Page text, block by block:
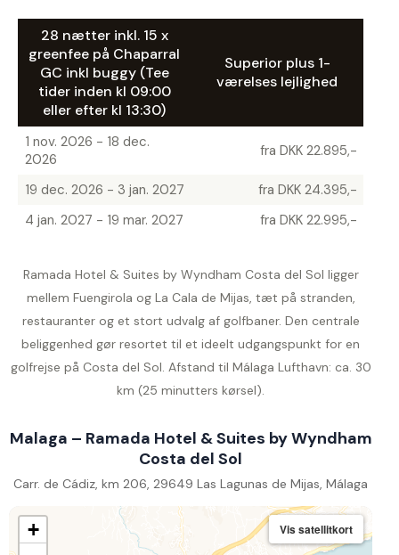
28 nætter inkl. 15 x
greenfee på Chaparral
GC inkl buggy (Tee
tider inden kl 09:00
eller efter kl 13:30)
Superior plus 1-
værelses lejlighed
1 nov. 2026 - 18 dec.
2026
fra DKK 22.895,-
19 dec. 2026 - 3 jan. 2027
fra DKK 24.395,-
4 jan. 2027 - 19 mar. 2027
fra DKK 22.995,-
Ramada Hotel & Suites by Wyndham Costa del Sol ligger
mellem Fuengirola og La Cala de Mijas, tæt på stranden,
restauranter og et stort udvalg af golfbaner. Den centrale
beliggenhed gør resortet til et ideelt udgangspunkt for en
golfrejse på Costa del Sol. Afstand til Málaga Lufthavn: ca. 30
km (25 minutters kørsel).
Malaga – Ramada Hotel & Suites by Wyndham
Costa del Sol
Carr. de Cádiz, km 206, 29649 Las Lagunas de Mijas, Málaga
+
Vis satellitkort